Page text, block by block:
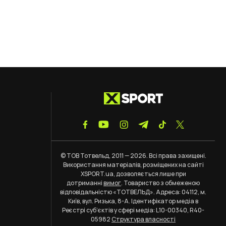
© ТОВ Тотвельд, 2011 — 2026. Всі права захищені.
Використання матеріалів, розміщених на сайті
XSPORT.ua, дозволяється лише при
дотриманнівимог. Товариство з обмеженою
відповідальністю «ТОТВЕЛЬД». Адреса: 04112, м.
Київ, вул. Ризька, 8-А. Ідентифікатор медіа в
Реєстрі суб’єктів у сфері медіа: L10-00340, R40-
05982Структура власності